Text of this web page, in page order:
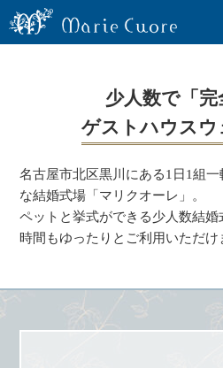
少人数で「完
ゲストハウス
名古屋市北区黒川にある1日1組
な結婚式場「マリクオーレ」。
ペットと挙式ができる少人数結
時間もゆったりとご利用いただけ